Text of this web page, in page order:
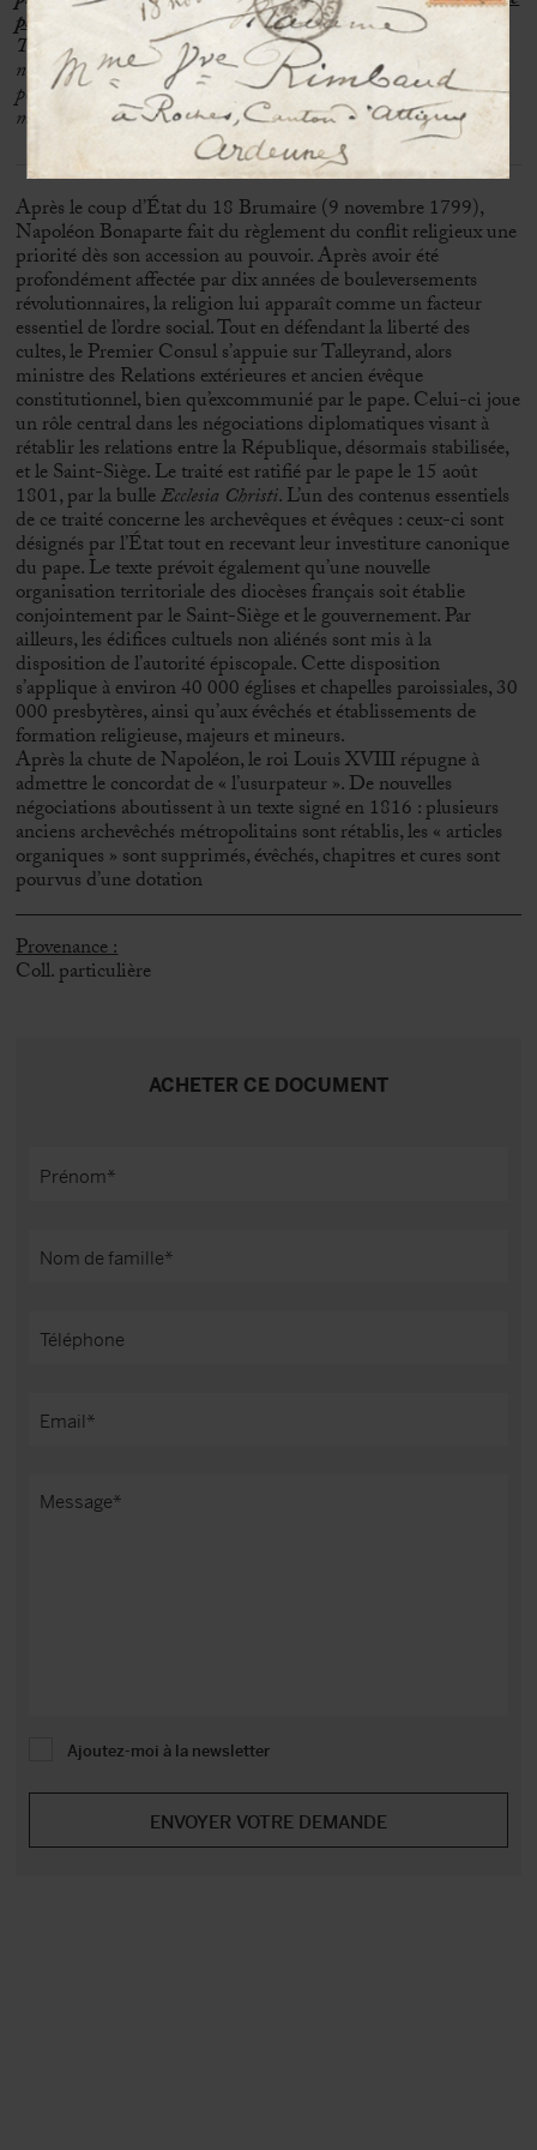
parietem
Tel est mon avis, mais si dans le petit nombre des évêques qui
n’ont pas donné leurs démissions, il n’y a pas unanimité sur ce
point, plutôt le silence, une nouvelle division seroit le comble des
malheurs. »
Après le coup d’État du 18 Brumaire (9 novembre 1799),
Napoléon Bonaparte fait du règlement du conflit religieux une
priorité dès son accession au pouvoir. Après avoir été
profondément affectée par dix années de bouleversements
révolutionnaires, la religion lui apparaît comme un facteur
essentiel de l’ordre social. Tout en défendant la liberté des
cultes, le Premier Consul s’appuie sur Talleyrand, alors
ministre des Relations extérieures et ancien évêque
constitutionnel, bien qu’excommunié par le pape. Celui-ci joue
un rôle central dans les négociations diplomatiques visant à
rétablir les relations entre la République, désormais stabilisée,
et le Saint-Siège. Le traité est ratifié par le pape le 15 août
1801, par la bulleEcclesia Christi. L’un des contenus essentiels
de ce traité concerne les archevêques et évêques : ceux-ci sont
désignés par l’État tout en recevant leur investiture canonique
du pape. Le texte prévoit également qu’une nouvelle
organisation territoriale des diocèses français soit établie
conjointement par le Saint-Siège et le gouvernement. Par
ailleurs, les édifices cultuels non aliénés sont mis à la
disposition de l’autorité épiscopale. Cette disposition
s’applique à environ 40 000 églises et chapelles paroissiales, 30
000 presbytères, ainsi qu’aux évêchés et établissements de
formation religieuse, majeurs et mineurs.
Après la chute de Napoléon, le roi Louis XVIII répugne à
admettre le concordat de « l’usurpateur ». De nouvelles
négociations aboutissent à un texte signé en 1816 : plusieurs
anciens archevêchés métropolitains sont rétablis, les « articles
organiques » sont supprimés, évêchés, chapitres et cures sont
pourvus d’une dotation
Provenance :
Coll. particulière
ACHETER CE DOCUMENT
Ajoutez-moi à la newsletter